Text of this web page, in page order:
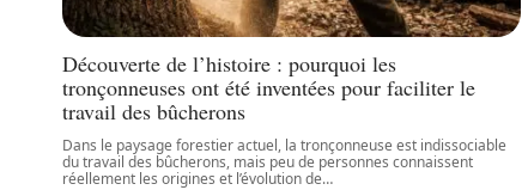
Découverte de l’histoire : pourquoi les
tronçonneuses ont été inventées pour faciliter le
travail des bûcherons
Dans le paysage forestier actuel, la tronçonneuse est indissociable
du travail des bûcherons, mais peu de personnes connaissent
réellement les origines et l’évolution de…